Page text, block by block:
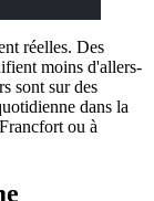
réelles. Des
moins d'allers-
sont sur des
dans la
ou à